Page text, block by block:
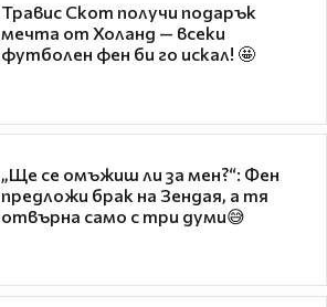
Травис Скот получи подарък
мечта от Холанд — всеки
футболен фен би го искал! 🤩
„Ще се омъжиш ли за мен?“: Фен
предложи брак на Зендая, а тя
отвърна само с три думи😅